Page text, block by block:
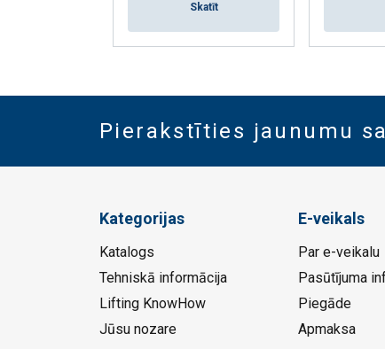
Skatīt
Pierakstīties jaunumu
Kategorijas
Katalogs
Tehniskā informācija
Lifting KnowHow
Jūsu nozare
E-veikals
Par e-veikalu
Pasūtījuma
Piegāde
Apmaksa